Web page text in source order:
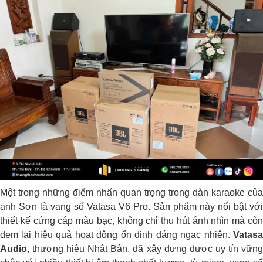
Một trong những điểm nhấn quan trọng trong dàn karaoke của
anh Sơn là vang số Vatasa V6 Pro. Sản phẩm này nổi bật với
thiết kế cứng cáp màu bạc, không chỉ thu hút ánh nhìn mà còn
đem lại hiệu quả hoạt động ổn định đáng ngạc nhiên. Vatasa
Audio, thương hiệu Nhật Bản, đã xây dựng được uy tín vững